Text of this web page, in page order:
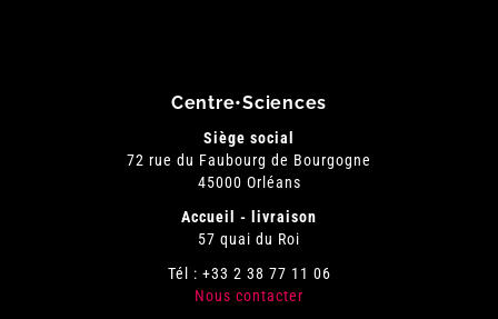
Centre•Sciences
Siège social
72 rue du Faubourg de Bourgogne
45000 Orléans
Accueil - livraison
57 quai du Roi
Tél : +33 2 38 77 11 06
Nous contacter